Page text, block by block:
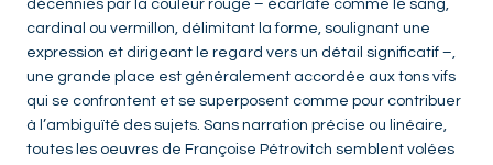
décennies par la couleur rouge – écarlate comme le sang,
cardinal ou vermillon, délimitant la forme, soulignant une
expression et dirigeant le regard vers un détail significatif –,
une grande place est généralement accordée aux tons vifs
qui se confrontent et se superposent comme pour contribuer
à l’ambiguïté des sujets. Sans narration précise ou linéaire,
toutes les oeuvres de Françoise Pétrovitch semblent volées